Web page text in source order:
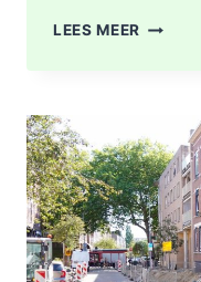
LEES MEER MAN
WATER
RAAKT
LANGS
DE
IN